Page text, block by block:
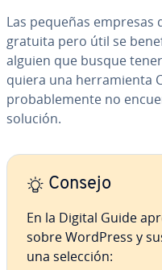
Las pequeñas empresas
gratuita pero útil se
alguien que busque
quiera una he­rra­mie­n­ta
pro­ba­ble­me­n­te no
solución.
Consejo
En la Digital Guide
sobre WordPress y
una selección: